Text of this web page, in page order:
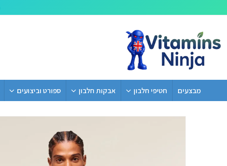
מבצעים חטיפי חלבון אבקות חלבון ספורט וביצועים